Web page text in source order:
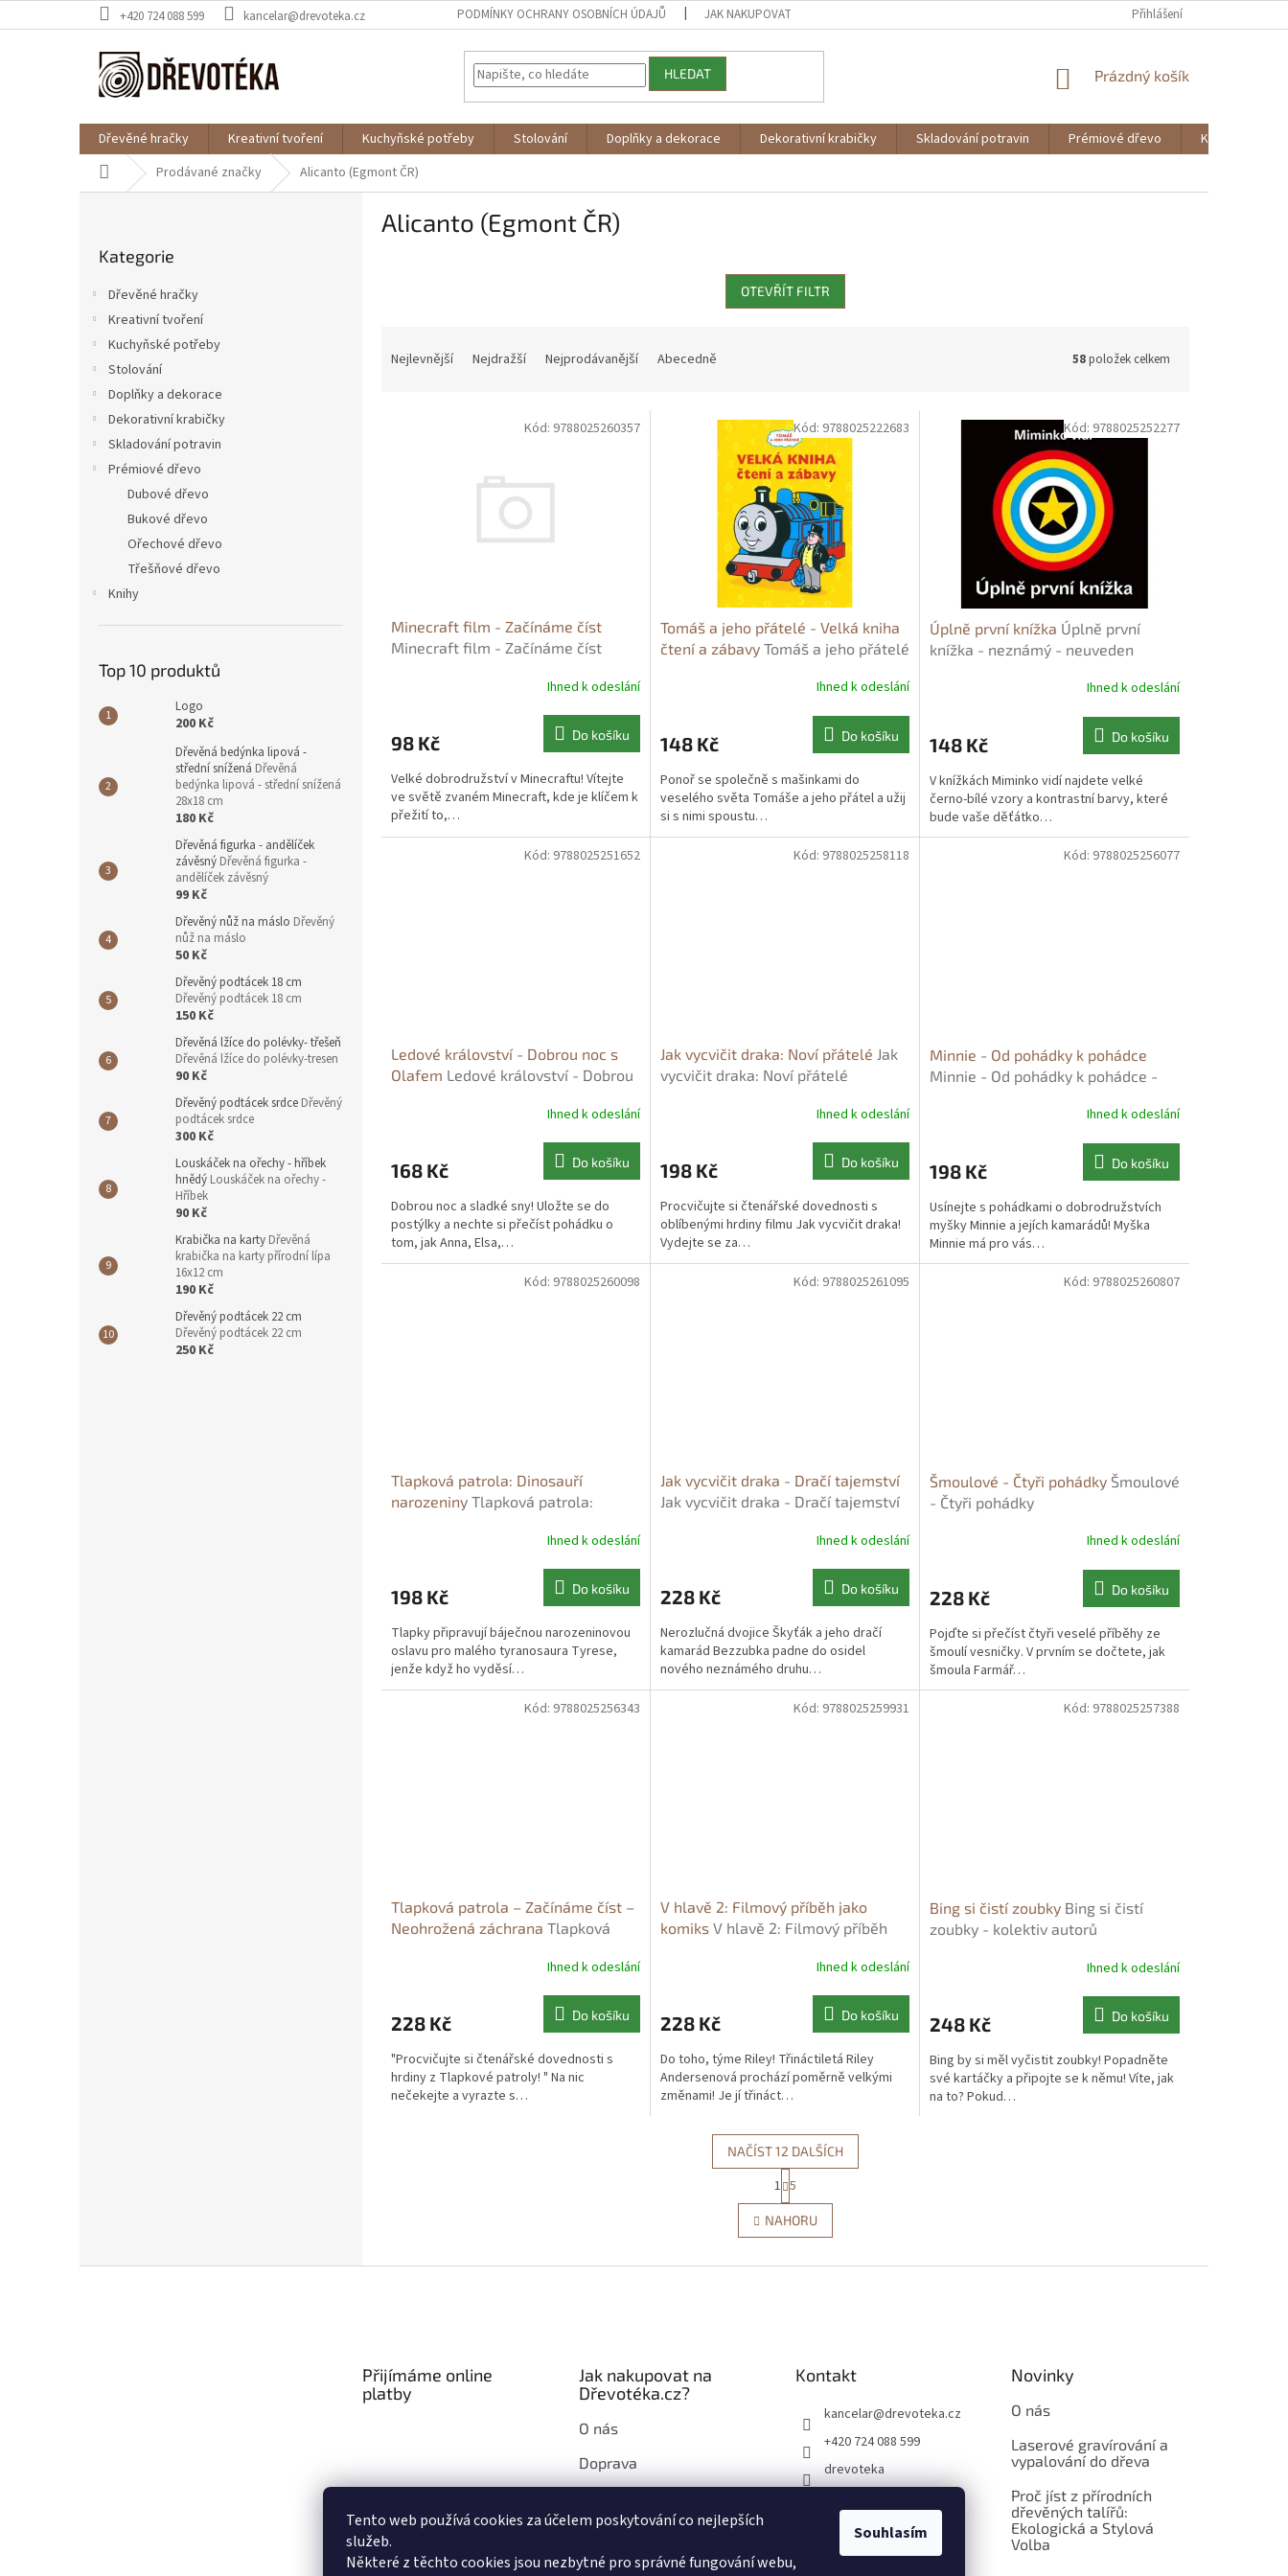
Tento web používá cookies za účelem poskytování co nejlepších
služeb.
Některé z těchto cookies jsou nezbytné pro správné fungování webu,
Souhlasím
na
+420 724 088 599 kancelar@drevoteka.cz PODMÍNKY OCHRANY OSOBNÍCH ÚDAJŮ JAK NAKUPOVAT Přihlášení
HLEDAT
NÁKUPNÍ
Prázdný košík
Dřevěné hračky Kreativní tvoření Kuchyňské potřeby Stolování Doplňky a dekorace Dekorativní krabičky Skladování potravin Prémiové dřevo
Knihy
Domů Prodávané značky Alicanto (Egmont ČR)
kategorie
Kategorie
Dřevěné hračky
Kreativní tvoření
Kuchyňské potřeby
Stolování
Doplňky a dekorace
Dekorativní krabičky
Skladování potravin
Prémiové dřevo
Dubové dřevo
Bukové dřevo
Ořechové dřevo
Třešňové dřevo
Knihy
Top 10 produktů
Logo
200 Kč
Dřevěná bedýnka lipová -
střední snížená Dřevěná
bedýnka lipová - střední snížená
28x18 cm
180 Kč
Dřevěná figurka - andělíček
závěsný Dřevěná figurka -
andělíček závěsný
99 Kč
Dřevěný nůž na máslo Dřevěný
nůž na máslo
50 Kč
Dřevěný podtácek 18 cm
Dřevěný podtácek 18 cm
150 Kč
Dřevěná lžíce do polévky- třešeň
Dřevěná lžíce do polévky-tresen
90 Kč
Dřevěný podtácek srdce Dřevěný
podtácek srdce
300 Kč
Louskáček na ořechy - hříbek
hnědý Louskáček na ořechy -
Hříbek
90 Kč
Krabička na karty Dřevěná
krabička na karty přírodní lípa
16x12 cm
190 Kč
Dřevěný podtácek 22 cm
Dřevěný podtácek 22 cm
250 Kč
Alicanto (Egmont ČR)
OTEVŘÍT FILTR
Nejlevnější Nejdražší Nejprodávanější Abecedně 58položek celkem
Minecraft film - Začínáme číst
Minecraft film - Začínáme číst
Ihned k odeslání
98 Kč Do košíku
Velké dobrodružství v Minecraftu! Vítejte
ve světě zvaném Minecraft, kde je klíčem k
přežití to,…
Kód: 9788025260357
Tomáš a jeho přátelé - Velká kniha
čtení a zábavy Tomáš a jeho přátelé
Ihned k odeslání
148 Kč Do košíku
Ponoř se společně s mašinkami do
veselého světa Tomáše a jeho přátel a užij
si s nimi spoustu…
Kód: 9788025222683
Úplně první knížka Úplně první
knížka - neznámý - neuveden
Ihned k odeslání
148 Kč Do košíku
V knížkách Miminko vidí najdete velké
černo-bílé vzory a kontrastní barvy, které
bude vaše děťátko…
Kód: 9788025252277
Ledové království - Dobrou noc s
Olafem Ledové království - Dobrou
Ihned k odeslání
168 Kč Do košíku
Dobrou noc a sladké sny! Uložte se do
postýlky a nechte si přečíst pohádku o
tom, jak Anna, Elsa,…
Kód: 9788025251652
Jak vycvičit draka: Noví přátelé Jak
vycvičit draka: Noví přátelé
Ihned k odeslání
198 Kč Do košíku
Procvičujte si čtenářské dovednosti s
oblíbenými hrdiny filmu Jak vycvičit draka!
Vydejte se za…
Kód: 9788025258118
Minnie - Od pohádky k pohádce
Minnie - Od pohádky k pohádce -
Ihned k odeslání
198 Kč Do košíku
Usínejte s pohádkami o dobrodružstvích
myšky Minnie a jejích kamarádů! Myška
Minnie má pro vás…
Kód: 9788025256077
Tlapková patrola: Dinosauří
narozeniny Tlapková patrola:
Ihned k odeslání
198 Kč Do košíku
Tlapky připravují báječnou narozeninovou
oslavu pro malého tyranosaura Tyrese,
jenže když ho vyděsí…
Kód: 9788025260098
Jak vycvičit draka - Dračí tajemství
Jak vycvičit draka - Dračí tajemství
Ihned k odeslání
228 Kč Do košíku
Nerozlučná dvojice Škyťák a jeho dračí
kamarád Bezzubka padne do osidel
nového neznámého druhu…
Kód: 9788025261095
Šmoulové - Čtyři pohádky Šmoulové
- Čtyři pohádky
Ihned k odeslání
228 Kč Do košíku
Pojďte si přečíst čtyři veselé příběhy ze
šmoulí vesničky. V prvním se dočtete, jak
šmoula Farmář…
Kód: 9788025260807
Tlapková patrola – Začínáme číst –
Neohrožená záchrana Tlapková
Neohrožená záchrana - kolektiv
Ihned k odeslání
228 Kč Do košíku
"Procvičujte si čtenářské dovednosti s
hrdiny z Tlapkové patroly! " Na nic
nečekejte a vyrazte s…
Kód: 9788025256343
V hlavě 2: Filmový příběh jako
komiks V hlavě 2: Filmový příběh
Ihned k odeslání
228 Kč Do košíku
Do toho, týme Riley! Třináctiletá Riley
Andersenová prochází poměrně velkými
změnami! Je jí třináct…
Kód: 9788025259931
Bing si čistí zoubky Bing si čistí
zoubky - kolektiv autorů
Ihned k odeslání
248 Kč Do košíku
Bing by si měl vyčistit zoubky! Popadněte
své kartáčky a připojte se k němu! Víte, jak
na to? Pokud…
Kód: 9788025257388
O
v
l
d
i
NAČÍST 12 DALŠÍCH
t
r
á
n
1 5
NAHORU
Přijímáme online
platby
Jak nakupovat na
Dřevotéka.cz?
O nás
Doprava
Dřevotéka.cz
Kontakt
kancelar@drevoteka.cz
+420 724 088 599
drevoteka
Novinky
O nás
Laserové gravírování a
vypalování do dřeva
Proč jíst z přírodních
dřevěných talířů:
Ekologická a Stylová
Volba